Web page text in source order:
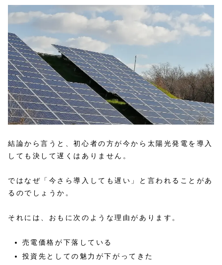
結論から言うと、初心者の方が今から太陽光発電を導入
しても決して遅くはありません。
ではなぜ「今さら導入しても遅い」と言われることがあ
るのでしょうか。
それには、おもに次のような理由があります。
売電価格が下落している
投資先としての魅力が下がってきた